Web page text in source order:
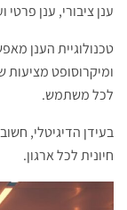
ענן ציבורי, ענן פרטי
טכנולוגיית הענן
ומיקרוסופט
לכל משתמש.
בעידן הדיגיטלי,
חיונית לכל ארגון.